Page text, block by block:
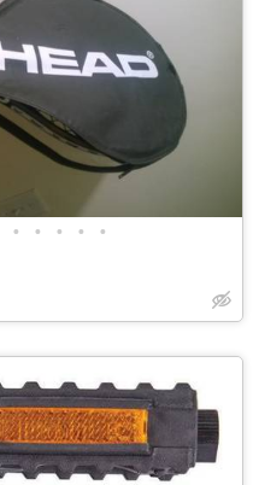
• • • • •